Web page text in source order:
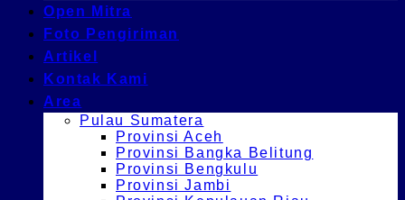
Open Mitra
Foto Pengiriman
Artikel
Kontak Kami
Area
Pulau Sumatera
Provinsi Aceh
Provinsi Bangka Belitung
Provinsi Bengkulu
Provinsi Jambi